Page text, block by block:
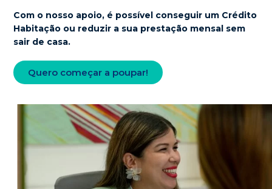
Com o nosso apoio, é possível conseguir um Crédito
Habitação ou reduzir a sua prestação mensal sem
sair de casa.
Quero começar a poupar!